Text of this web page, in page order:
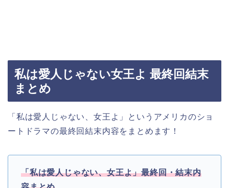
私は愛人じゃない女王よ 最終回結末
まとめ
「私は愛人じゃない、女王よ」というアメリカのショ
ートドラマの最終回結末内容をまとめます！
「私は愛人じゃない、女王よ」最終回・結末内